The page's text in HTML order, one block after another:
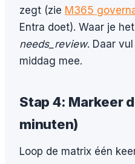
zegt (zie M365
Entra doet). Waar je
needs_review. Daar
middag mee.
Stap 4: Markeer
minuten)
Loop de matrix één